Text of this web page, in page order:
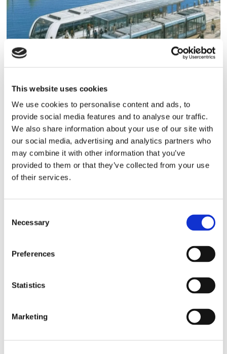
This website uses cookies
We use cookies to personalise content and ads, to
provide social media features and to analyse our traffic.
We also share information about your use of our site with
our social media, advertising and analytics partners who
may combine it with other information that you’ve
provided to them or that they’ve collected from your use
of their services.
Selection
Necessary
Preferences
Statistics
Marketing
Blå genväg ska bana väg för
autonoma färjor
Aurora Botnia får Stena-
kostym